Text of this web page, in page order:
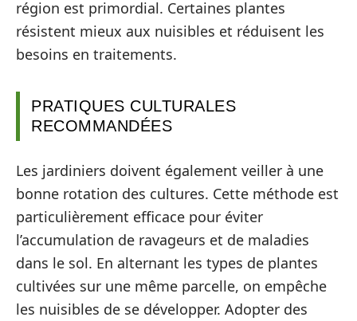
région est primordial. Certaines plantes
résistent mieux aux nuisibles et réduisent les
besoins en traitements.
PRATIQUES CULTURALES
RECOMMANDÉES
Les jardiniers doivent également veiller à une
bonne rotation des cultures. Cette méthode est
particulièrement efficace pour éviter
l’accumulation de ravageurs et de maladies
dans le sol. En alternant les types de plantes
cultivées sur une même parcelle, on empêche
les nuisibles de se développer. Adopter des